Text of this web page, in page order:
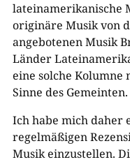
lateinamerikanische
originäre Musik von
angebotenen Musik
Länder
eine solche
Sinne des Gemeinten.
Ich habe mich daher
regelmäßigen
Musik einzustellen.